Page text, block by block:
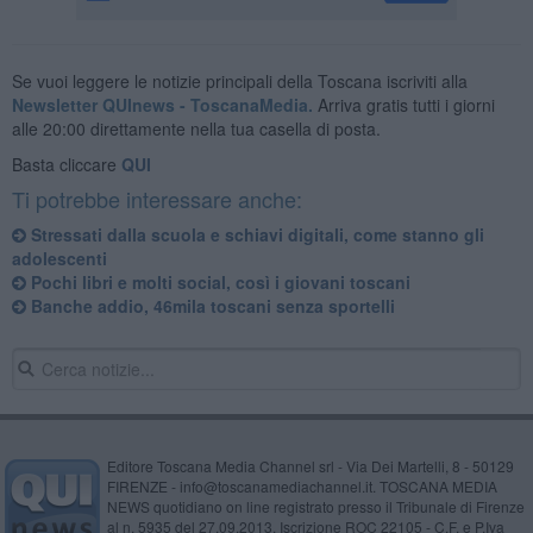
Se vuoi leggere le notizie principali della Toscana iscriviti alla
Newsletter QUInews - ToscanaMedia. Arriva gratis tutti i giorni
alle 20:00 direttamente nella tua casella di posta.
Basta cliccare QUI
Ti potrebbe interessare anche:
Stressati dalla scuola e schiavi digitali, come stanno gli
adolescenti
Pochi libri e molti social, così i giovani toscani
Banche addio, 46mila toscani senza sportelli
Editore Toscana Media Channel srl - Via Dei Martelli, 8 - 50129
FIRENZE - info@toscanamediachannel.it. TOSCANA MEDIA
NEWS quotidiano on line registrato presso il Tribunale di Firenze
al n. 5935 del 27.09.2013. Iscrizione ROC 22105 - C.F. e P.Iva